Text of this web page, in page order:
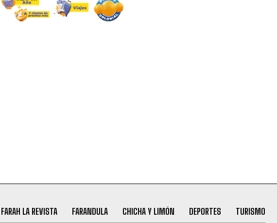
FARAH LA REVISTA FARANDULA CHICHA Y LIMÓN DEPORTES TURISMO